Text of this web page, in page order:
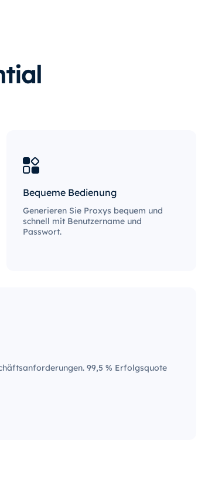
Bequeme Bedienung
Generieren Sie Proxys bequem und
schnell mit Benutzername und
Passwort.
99,5 % Erfolgsquote